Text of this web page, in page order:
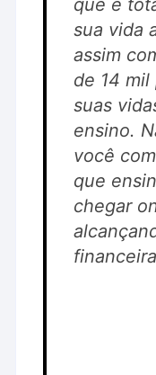
que é
sua vida
assim
de 14 mil
suas
ensino.
você
que
chegar